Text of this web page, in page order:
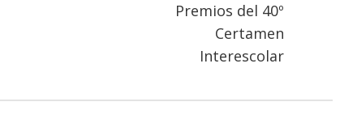
Premios del 40º
Certamen
Interescolar